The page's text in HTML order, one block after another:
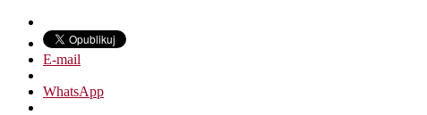
E-mail
WhatsApp